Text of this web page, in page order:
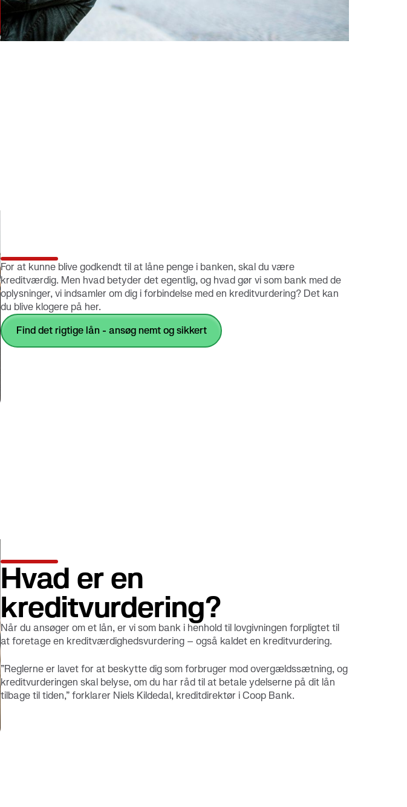
For at kunne blive godkendt til at låne penge i banken, skal du være
kreditværdig. Men hvad betyder det egentlig, og hvad gør vi som bank med de
oplysninger, vi indsamler om dig i forbindelse med en kreditvurdering? Det kan
du blive klogere på her.
Find det rigtige lån - ansøg nemt og sikkert
Hvad er en
kreditvurdering?
Når du ansøger om et lån, er vi som bank i henhold til lovgivningen forpligtet til
at foretage en kreditværdighedsvurdering – også kaldet en kreditvurdering.
”Reglerne er lavet for at beskytte dig som forbruger mod overgældssætning, og
kreditvurderingen skal belyse, om du har råd til at betale ydelserne på dit lån
tilbage til tiden,” forklarer Niels Kildedal, kreditdirektør i Coop Bank.